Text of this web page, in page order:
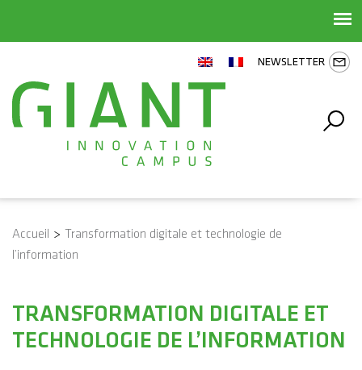
NEWSLETTER
Accueil > Transformation digitale et technologie de
l’information
TRANSFORMATION DIGITALE ET
TECHNOLOGIE DE L’INFORMATION